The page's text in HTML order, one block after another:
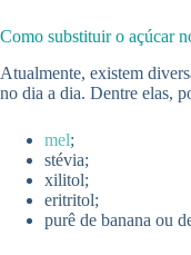
Como substituir o açúcar
Atualmente, existem
no dia a dia. Dentre elas,
mel;
stévia;
xilitol;
eritritol;
purê de banana ou